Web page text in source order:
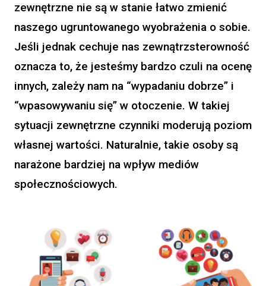
zewnętrzne nie są w stanie łatwo zmienić
naszego ugruntowanego wyobrażenia o sobie.
Jeśli jednak cechuje nas zewnątrzsterowność
oznacza to, że jesteśmy bardzo czuli na ocenę
innych, zależy nam na “wypadaniu dobrze” i
“wpasowywaniu się” w otoczenie. W takiej
sytuacji zewnętrzne czynniki moderują poziom
własnej wartości. Naturalnie, takie osoby są
narażone bardziej na wpływ mediów
społecznościowych.